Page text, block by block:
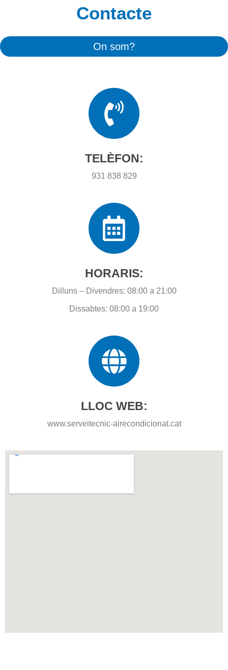
Contacte
On som?
TELÈFON:
931 838 829
HORARIS:
Dilluns – Divendres: 08:00 a 21:00
Dissabtes: 08:00 a 19:00
LLOC WEB:
www.serveitecnic-airecondicionat.cat